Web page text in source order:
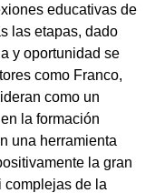
educativas de
las etapas, dado
y oportunidad se
como Franco,
como un
la formación
una herramienta
la gran
complejas de la